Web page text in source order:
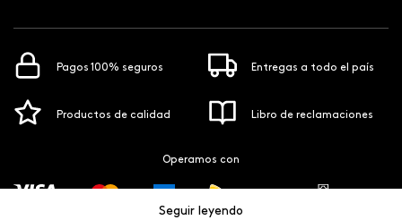
Seguir leyendo
Pagos 100% seguros Entregas a todo el país
Productos de calidad Libro de reclamaciones
Operamos con